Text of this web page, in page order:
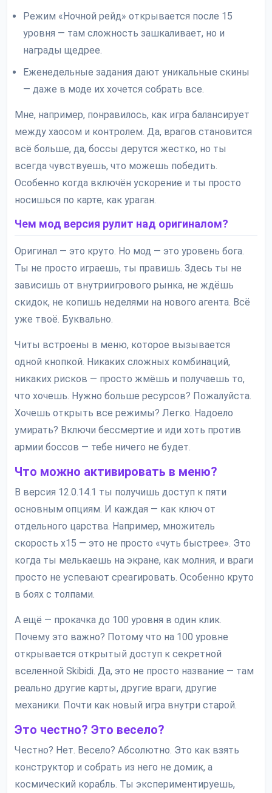
Режим «Ночной рейд» открывается после 15
уровня — там сложность зашкаливает, но и
награды щедрее.
Еженедельные задания дают уникальные скины
— даже в моде их хочется собрать все.
Мне, например, понравилось, как игра балансирует
между хаосом и контролем. Да, врагов становится
всё больше, да, боссы дерутся жестко, но ты
всегда чувствуешь, что можешь победить.
Особенно когда включён ускорение и ты просто
носишься по карте, как ураган.
Чем мод версия рулит над оригиналом?
Оригинал — это круто. Но мод — это уровень бога.
Ты не просто играешь, ты правишь. Здесь ты не
зависишь от внутриигрового рынка, не ждёшь
скидок, не копишь неделями на нового агента. Всё
уже твоё. Буквально.
Читы встроены в меню, которое вызывается
одной кнопкой. Никаких сложных комбинаций,
никаких рисков — просто жмёшь и получаешь то,
что хочешь. Нужно больше ресурсов? Пожалуйста.
Хочешь открыть все режимы? Легко. Надоело
умирать? Включи бессмертие и иди хоть против
армии боссов — тебе ничего не будет.
Что можно активировать в меню?
В версия 12.0.14.1 ты получишь доступ к пяти
основным опциям. И каждая — как ключ от
отдельного царства. Например, множитель
скорость x15 — это не просто «чуть быстрее». Это
когда ты мелькаешь на экране, как молния, и враги
просто не успевают среагировать. Особенно круто
в боях с толпами.
А ещё — прокачка до 100 уровня в один клик.
Почему это важно? Потому что на 100 уровне
открывается открытый доступ к секретной
вселенной Skibidi. Да, это не просто название — там
реально другие карты, другие враги, другие
механики. Почти как новый игра внутри старой.
Это честно? Это весело?
Честно? Нет. Весело? Абсолютно. Это как взять
конструктор и собрать из него не домик, а
космический корабль. Ты экспериментируешь,